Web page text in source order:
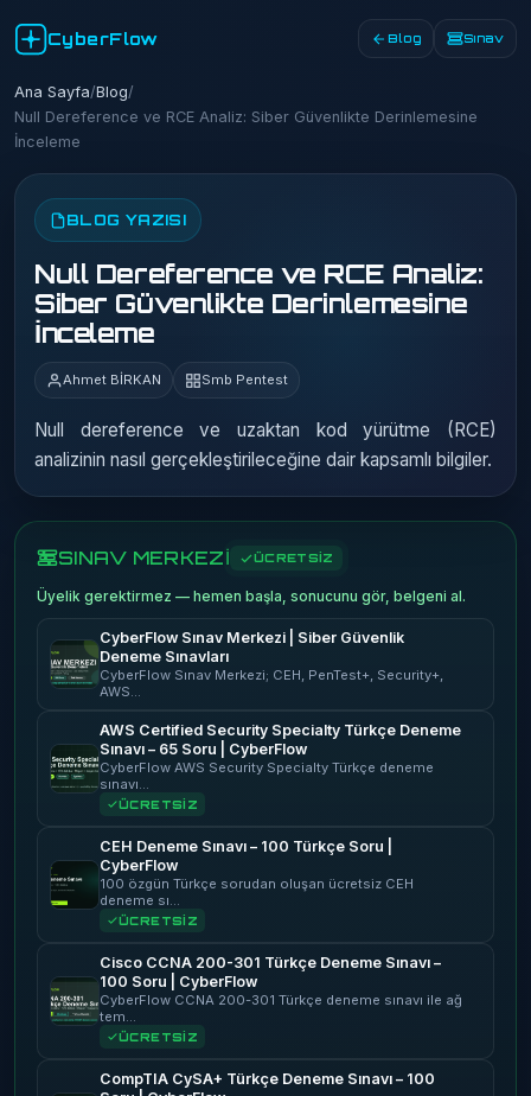
CyberFlow Blog Sınav
Ana Sayfa/Blog/
Null Dereference ve RCE Analiz: Siber Güvenlikte Derinlemesine
İnceleme
BLOG YAZISI
Null Dereference ve RCE Analiz:
Siber Güvenlikte Derinlemesine
İnceleme
Ahmet BİRKAN Smb Pentest
Null dereference ve uzaktan kod yürütme (RCE)
analizinin nasıl gerçekleştirileceğine dair kapsamlı bilgiler.
SINAV MERKEZİ ÜCRETSİZ
Üyelik gerektirmez — hemen başla, sonucunu gör, belgeni al.
CyberFlow Sınav Merkezi | Siber Güvenlik
Deneme Sınavları
CyberFlow Sınav Merkezi; CEH, PenTest+, Security+,
AWS…
AWS Certified Security Specialty Türkçe Deneme
Sınavı – 65 Soru | CyberFlow
CyberFlow AWS Security Specialty Türkçe deneme
sınavı…
ÜCRETSİZ
CEH Deneme Sınavı – 100 Türkçe Soru |
CyberFlow
100 özgün Türkçe sorudan oluşan ücretsiz CEH
deneme sı…
ÜCRETSİZ
Cisco CCNA 200-301 Türkçe Deneme Sınavı –
100 Soru | CyberFlow
CyberFlow CCNA 200-301 Türkçe deneme sınavı ile ağ
tem…
ÜCRETSİZ
CompTIA CySA+ Türkçe Deneme Sınavı – 100